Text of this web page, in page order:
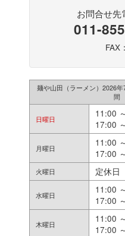
お問合せ先
011-
FAX：
麺や山田（ラーメン）2026
間
日曜日
11:00
17:00
月曜日
11:00
17:00
火曜日 定休日
水曜日
11:00
17:00
木曜日
11:00
17:00